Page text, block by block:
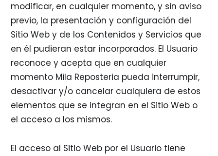
modificar, en cualquier momento, y sin aviso
previo, la presentación y configuración del
Sitio Web y de los Contenidos y Servicios que
en él pudieran estar incorporados. El Usuario
reconoce y acepta que en cualquier
momento Mila Reposteria pueda interrumpir,
desactivar y/o cancelar cualquiera de estos
elementos que se integran en el Sitio Web o
el acceso a los mismos.
El acceso al Sitio Web por el Usuario tiene